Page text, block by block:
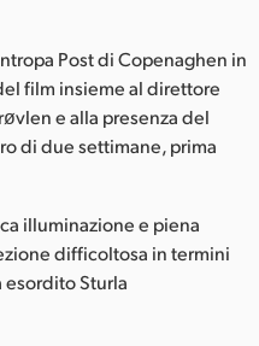
Post di Copenaghen in
film insieme al direttore
e alla presenza del
di due settimane, prima
illuminazione e piena
difficoltosa in termini
esordito Sturla